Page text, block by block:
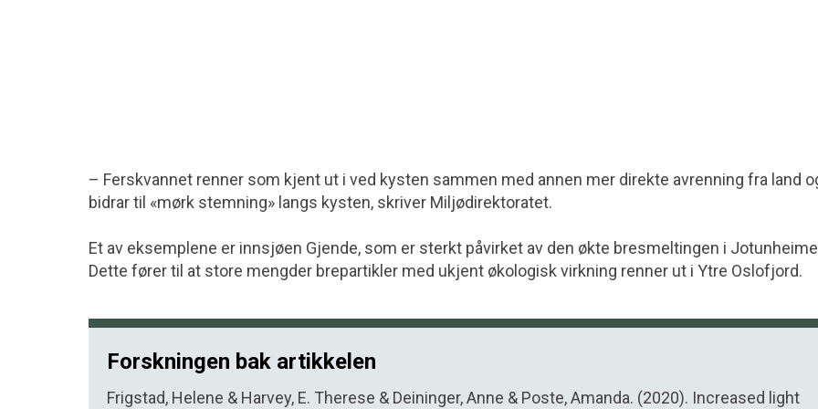
– Ferskvannet renner som kjent ut i ved kysten sammen med annen mer direkte avrenning fra land
bidrar til «mørk stemning» langs kysten, skriver Miljødirektoratet.
Et av eksemplene er innsjøen Gjende, som er sterkt påvirket av den økte bresmeltingen i
Dette fører til at store mengder brepartikler med ukjent økologisk virkning renner ut i Ytre Oslofjord.
Forskningen bak artikkelen
Frigstad, Helene & Harvey, E. Therese & Deininger, Anne & Poste, Amanda. (2020). Increased light